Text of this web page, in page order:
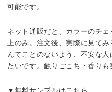
可能です。
ネット通販だと、カラーのチ
上のみ。注文後、実際に見て
んてことのないよう、不安な
たいです。触りごこち・香りも
▼無料サンプルはこちら